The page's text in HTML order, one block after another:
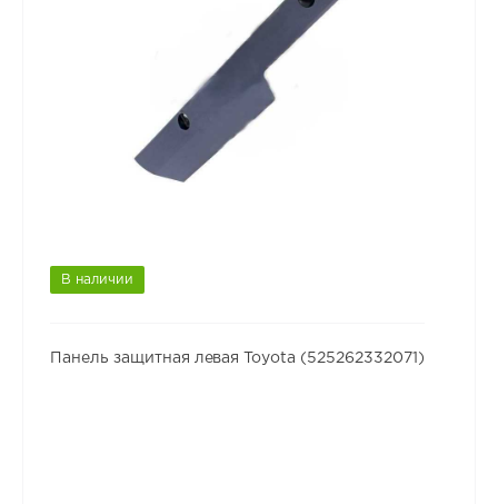
В наличии
Панель защитная левая Toyota (525262332071)